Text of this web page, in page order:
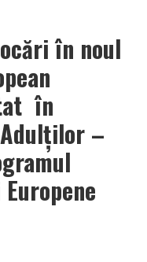
în noul
în
–